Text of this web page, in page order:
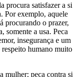
procura satisfazer a si
Por exemplo, aquele
procurando o prazer,
somente a usa. Peca
insegurança e um
humano muito
mulher; peca contra si